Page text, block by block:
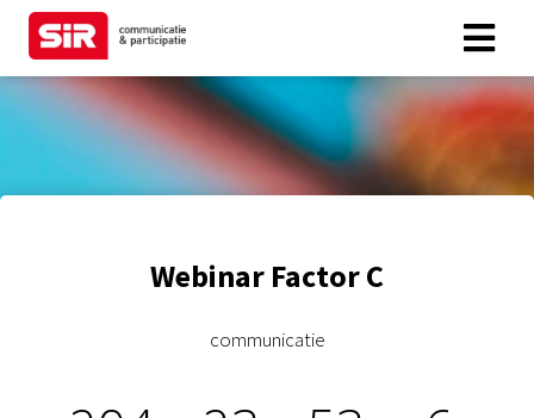
Webinar Factor C
communicatie